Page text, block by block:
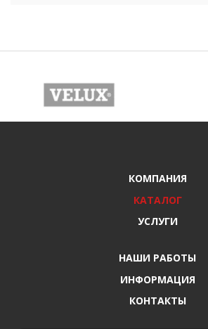
КОМПАНИЯ
КАТАЛОГ
УСЛУГИ
НАШИ РАБОТЫ
ИНФОРМАЦИЯ
КОНТАКТЫ